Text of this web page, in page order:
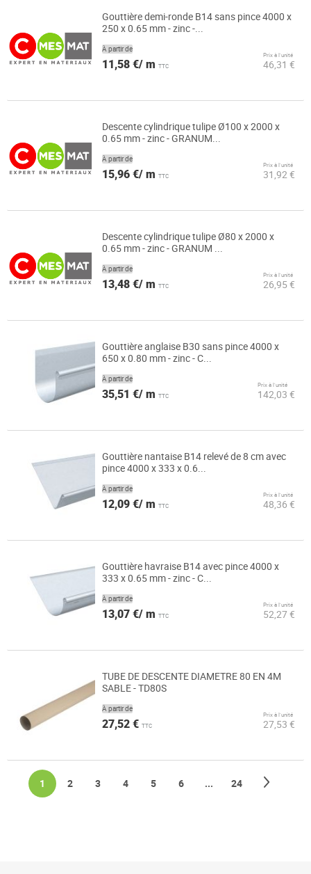
Gouttière demi-ronde B14 sans pince 4000 x
250 x 0.65 mm - zinc -...
À partir de
11,58 €/ m TTC
Prix à l’unité
46,31 €
Descente cylindrique tulipe Ø100 x 2000 x
0.65 mm - zinc - GRANUM...
À partir de
15,96 €/ m TTC
Prix à l’unité
31,92 €
Descente cylindrique tulipe Ø80 x 2000 x
0.65 mm - zinc - GRANUM ...
À partir de
13,48 €/ m TTC
Prix à l’unité
26,95 €
Gouttière anglaise B30 sans pince 4000 x
650 x 0.80 mm - zinc - C...
À partir de
35,51 €/ m TTC
Prix à l’unité
142,03 €
Gouttière nantaise B14 relevé de 8 cm avec
pince 4000 x 333 x 0.6...
À partir de
12,09 €/ m TTC
Prix à l’unité
48,36 €
Gouttière havraise B14 avec pince 4000 x
333 x 0.65 mm - zinc - C...
À partir de
13,07 €/ m TTC
Prix à l’unité
52,27 €
TUBE DE DESCENTE DIAMETRE 80 EN 4M
SABLE - TD80S
À partir de
27,52 € TTC
Prix à l’unité
27,53 €
You're currently reading page
1 Page
2 Page
3 Page
4 Page
5 Page
6 ... Page
24